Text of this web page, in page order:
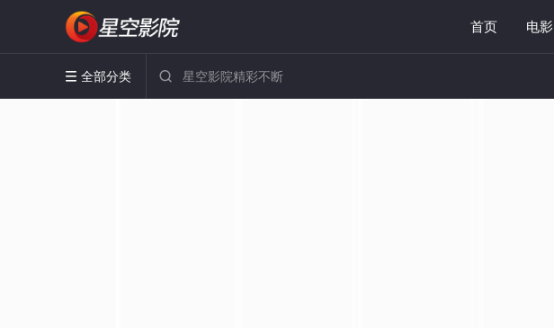
首页 电影
 全部分类 